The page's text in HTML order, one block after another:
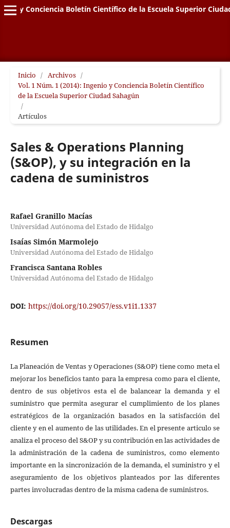
y Conciencia Boletín Científico de la Escuela Superior
Inicio / Archivos /
Vol. 1 Núm. 1 (2014): Ingenio y Conciencia Boletín Científico
de la Escuela Superior Ciudad Sahagún
/
Artículos
Sales & Operations Planning
(S&OP), y su integración en la
cadena de suministros
Rafael Granillo Macías
Universidad Autónoma del Estado de Hidalgo
Isaías Simón Marmolejo
Universidad Autónoma del Estado de Hidalgo
Francisca Santana Robles
Universidad Autónoma del Estado de Hidalgo
DOI: https://doi.org/10.29057/ess.v1i1.1337
Resumen
La Planeación de Ventas y Operaciones (S&OP) tiene como meta el
mejorar los beneficios tanto para la empresa como para el cliente,
dentro de sus objetivos esta el de balancear la demanda y el
suministro que permita asegurar el cumplimiento de los planes
estratégicos de la organización basados en la satisfacción del
cliente y en el aumento de las utilidades. En el presente articulo se
analiza el proceso del S&OP y su contribución en las actividades de
la administración de la cadena de suministros, como elemento
importante en la sincronización de la demanda, el suministro y el
aseguramiento de los objetivos planteados por las diferentes
partes involucradas dentro de la misma cadena de suministros.
Descargas